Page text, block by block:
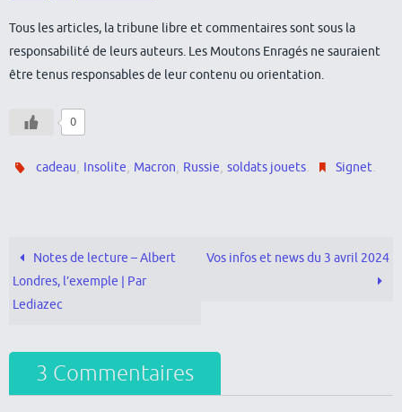
Tous les articles, la tribune libre et commentaires sont sous la
responsabilité de leurs auteurs. Les Moutons Enragés ne sauraient
être tenus responsables de leur contenu ou orientation.
0
cadeau, Insolite, Macron, Russie,soldats jouets. Signet.
Notes de lecture – Albert
Londres, l’exemple | Par
Lediazec
Vos infos et news du 3 avril 2024
3 Commentaires